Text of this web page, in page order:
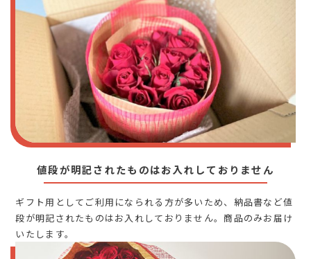
値段が明記されたものはお入れしておりません
ギフト用としてご利用になられる方が多いため、納品書など値
段が明記されたものはお入れしておりません。商品のみお届け
いたします。